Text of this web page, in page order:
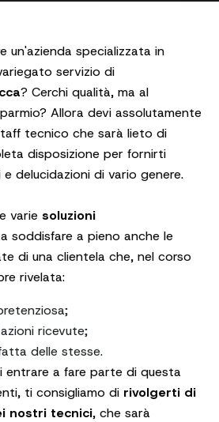
un'azienda specializzata in
servizio di
? Cerchi qualità, ma al
Allora devi assolutamente
tecnico che sarà lieto di
disposizione per fornirti
delucidazioni di vario genere.
varie soluzioni
soddisfare a pieno anche le
di una clientela che, nel corso
rivelata:
ricevute;
delle stesse.
entrare a fare parte di questa
ti consigliamo di rivolgerti di
nostri tecnici, che sarà